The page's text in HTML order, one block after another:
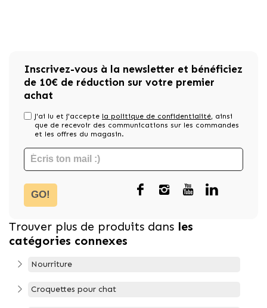
Inscrivez-vous à la newsletter et bénéficiez
de 10€ de réduction sur votre premier
achat
J'ai lu et j'accepte la politique de confidentialité, ainsi
que de recevoir des communications sur les commandes
et les offres du magasin.
GO!
Trouver plus de produits dans les
catégories connexes
Nourriture
Croquettes pour chat